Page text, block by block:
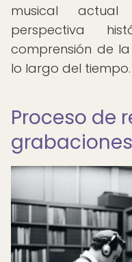
musical
perspectiva
comprensión de
lo largo del tiempo.
Proceso de